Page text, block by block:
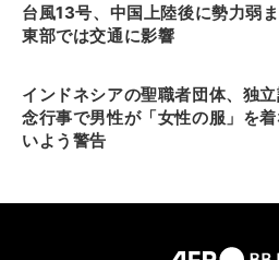
台風13号、中国上陸後に勢力弱
東部では交通に影響
インドネシアの聖職者団体、独
念行事で男性が「女性の服」を
いよう警告